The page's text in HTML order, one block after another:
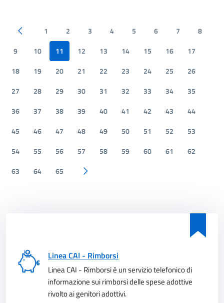
Pagina precedente
1 2 3 4 5 6 7
8
9
10 11 12 13 14 15 16
17
18
19 20 21 22 23 24 25
26
27
28 29 30 31 32 33 34
35
36
37 38 39 40 41 42 43
44
45
46 47 48 49 50 51 52
53
54
55 56 57 58 59 60 61
62
63
64 65 Pagina successiva
Linea CAI - Rimborsi
Linea CAI - Rimborsi è un servizio telefonico di
informazione sui rimborsi delle spese adottive
rivolto ai genitori adottivi.